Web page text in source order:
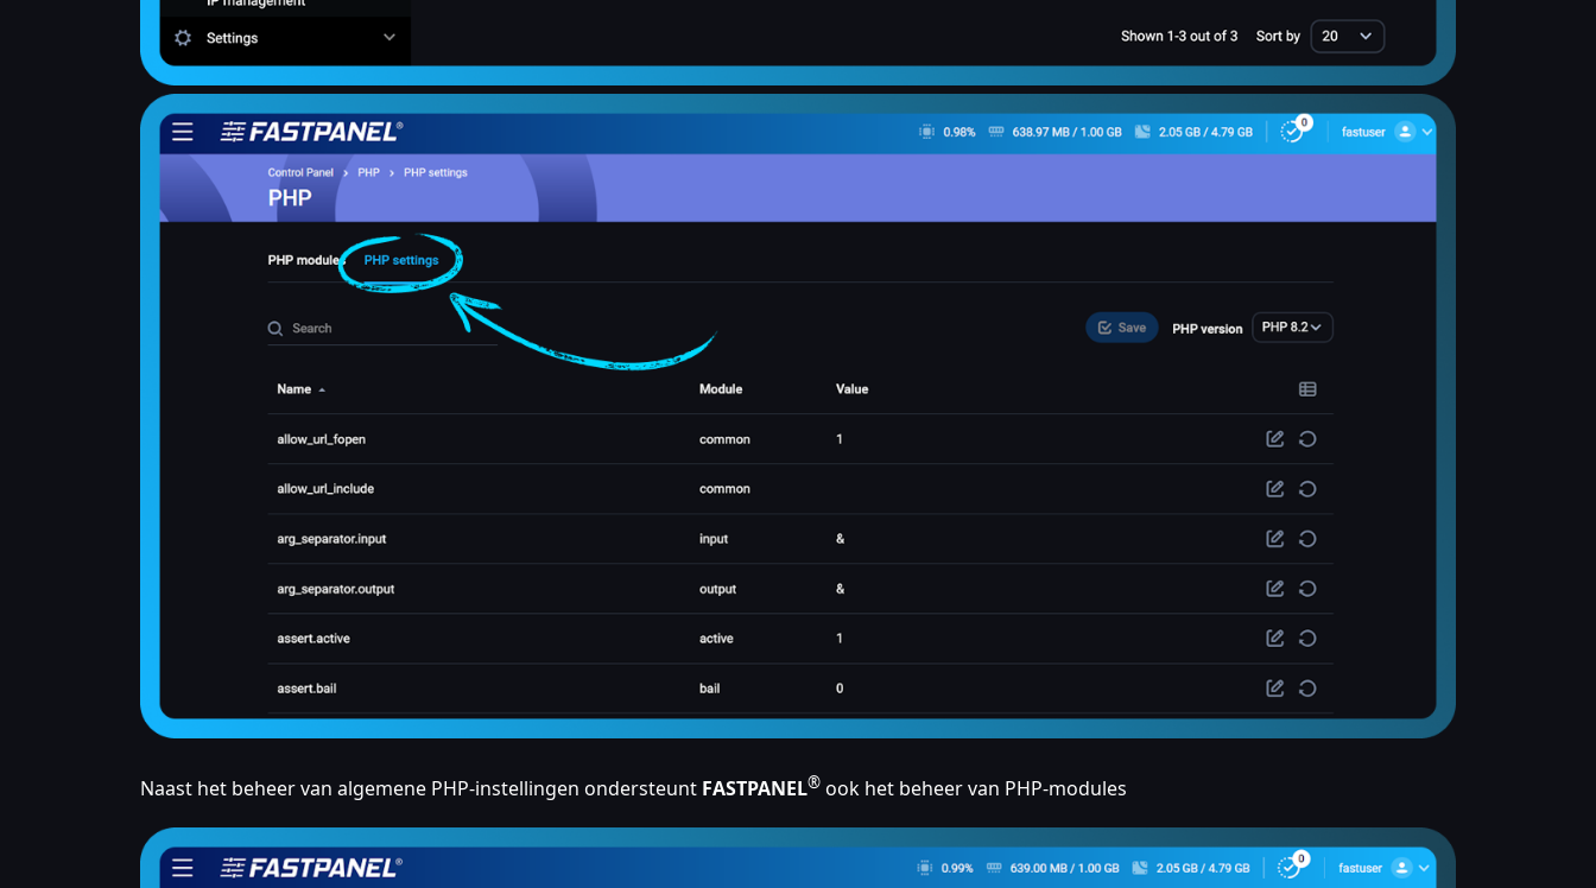
Naast het beheer van algemene PHP-instellingen ondersteunt FASTPANEL® ook het beheer van PHP-modules